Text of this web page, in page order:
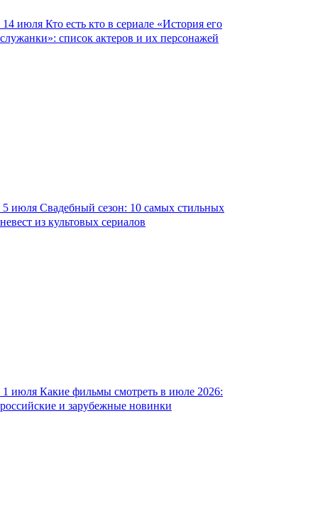
14 июля Кто есть кто в сериале «История его
служанки»: список актеров и их персонажей
5 июля Свадебный сезон: 10 самых стильных
невест из культовых сериалов
1 июля Какие фильмы смотреть в июле 2026:
российские и зарубежные новинки